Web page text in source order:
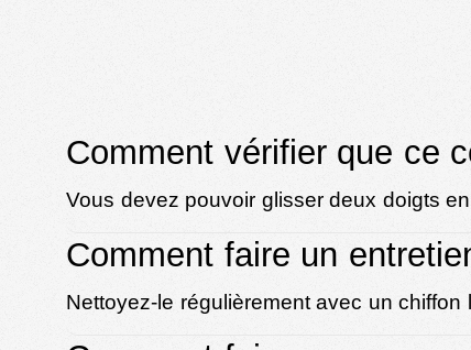
Comment vérifier que ce
Vous devez pouvoir glisser deux doigts
Comment faire un
Nettoyez-le régulièrement avec un